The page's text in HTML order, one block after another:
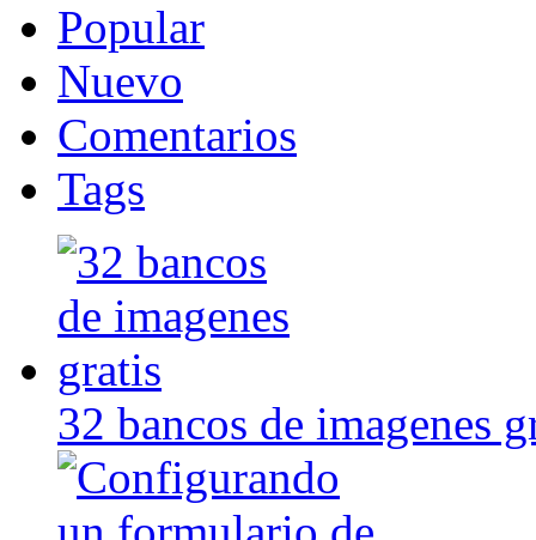
Popular
Nuevo
Comentarios
Tags
32 bancos de imagenes